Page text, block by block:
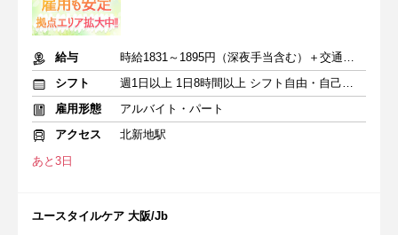
給与
時給1831～1895円（深夜手当含む）＋交通費支給
シフト
週1日以上 1日8時間以上 シフト自由・自己申告
雇用形態
アルバイト・パート
アクセス
北新地駅
あと3日
ユースタイルケア 大阪/Jb